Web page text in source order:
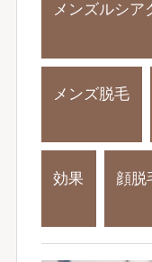
メンズルシア
メンズ脱毛
効果 顔脱